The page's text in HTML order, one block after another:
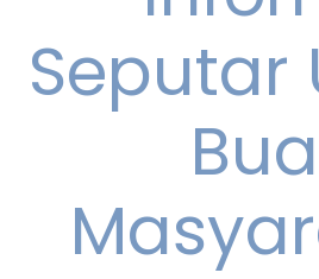
Seputar